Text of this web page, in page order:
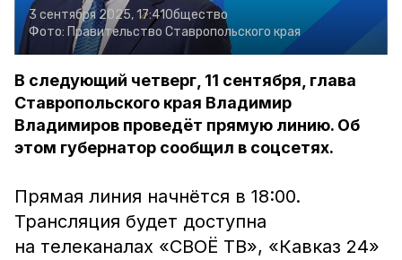
3 сентября 2025, 17:41Общество
Фото: Правительство Ставропольского края
В следующий четверг, 11 сентября, глава
Ставропольского края Владимир
Владимиров проведёт прямую линию. Об
этом губернатор сообщил в соцсетях.
Прямая линия начнётся в 18:00.
Трансляция будет доступна
на телеканалах «СВОЁ ТВ», «Кавказ 24»